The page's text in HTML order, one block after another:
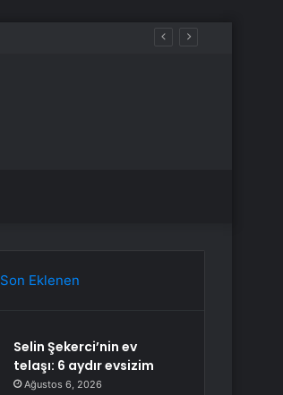
Son Eklenen
Selin Şekerci’nin ev
telaşı: 6 aydır evsizim
Ağustos 6, 2026